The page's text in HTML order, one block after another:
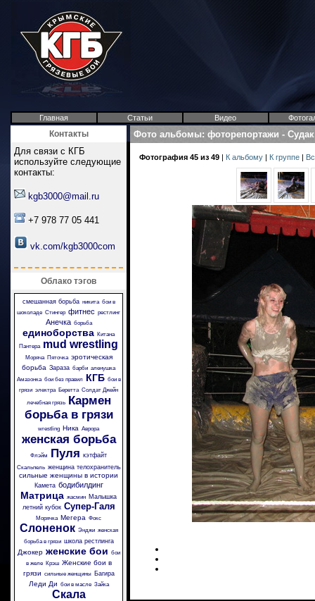
Главная Статьи Видео
Контакты
Для связи с КГБ
используйте следующие
контакты:
kgb3000@mail.ru
+7 978 77 05 441
vk.com/kgb3000com
Облако тэгов
смешанная борьба никита бои в
шоколаде Стингер фитнес рестлинг
Анечка борьба
единоборства Китана
Пантера mud wrestling
Моряча Пяточка эротическая
борьба Зараза барби аленушка
Амазонка бои без правил КГБ бои в
грязи электра Беретта Солдат Джейн
лечебная грязь
Кармен
борьба в грязи
wrestling Ника Аврора
женская борьба
Флэйм Пуля кэтфайт
Скальпель женщина телохранитель
сильные женщины в истории
Камета бодибилдинг
Матрица жасмин Малышка
летний кубок Супер-Галя
Морячка Мегера Фокс
Слоненок Энджи женская
борьба в грязи школа рестлинга
Джокер женские бои бои
в желе
Крэш Женские бои в
грязи сильные женщины Багира
Леди Ди бои в масле Зайка
Скала
Фото альбомы: фоторепортажи -
Фотография 45 из 49 | К альбому | К группе |